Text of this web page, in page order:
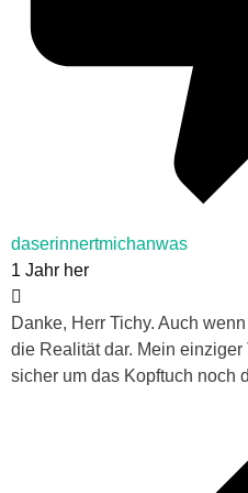
daserinnertmichanwas
1 Jahr her
Danke, Herr Tichy. Auch
die Realität dar. Mein einziger
sicher um das Kopftuch noch